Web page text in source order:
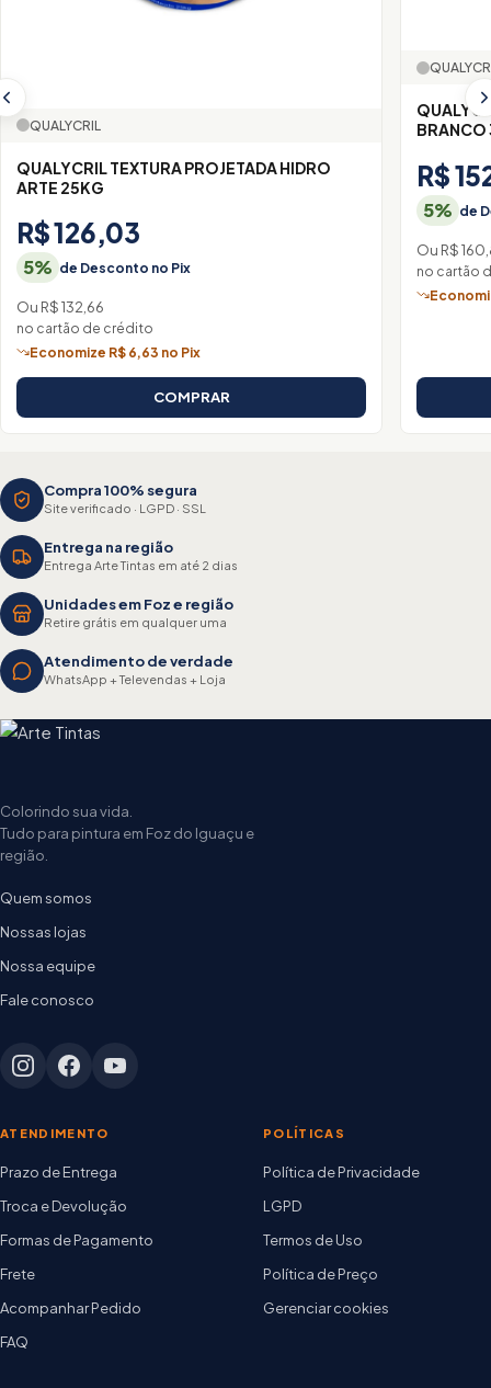
QUALYCRIL
QUALYCRIL TEXTURA PROJETADA HIDRO
ARTE 25KG
R$ 126,03
5% de Desconto no Pix
Ou R$ 132,66
no cartão de crédito
Economize R$ 6,63 no Pix
COMPRAR
R$
5% de
Ou R$
no cartão
Compra 100% segura
Site verificado · LGPD · SSL
Entrega na região
Entrega Arte Tintas em até 2 dias
Unidades em Foz e região
Retire grátis em qualquer uma
Atendimento de verdade
WhatsApp + Televendas + Loja
Colorindo sua vida.
Tudo para pintura em Foz do Iguaçu e
região.
Quem somos
Nossas lojas
Nossa equipe
Fale conosco
ATENDIMENTO
Prazo de Entrega
Troca e Devolução
Formas de Pagamento
Frete
Acompanhar Pedido
FAQ
POLÍTICAS
Política de Privacidade
LGPD
Termos de Uso
Política de Preço
Gerenciar cookies